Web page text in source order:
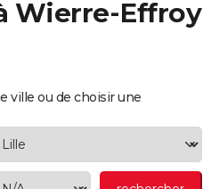
Wierre-Effroy
ville ou de choisir une